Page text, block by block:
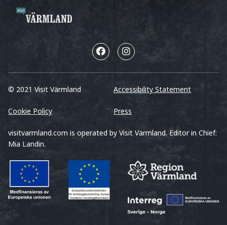
© 2021 Visit Värmland Accessibility Statement
Cookie Policy Press
visitvarmland.com is operated by Visit Värmland. Editor in Chief:
Mia Landin.